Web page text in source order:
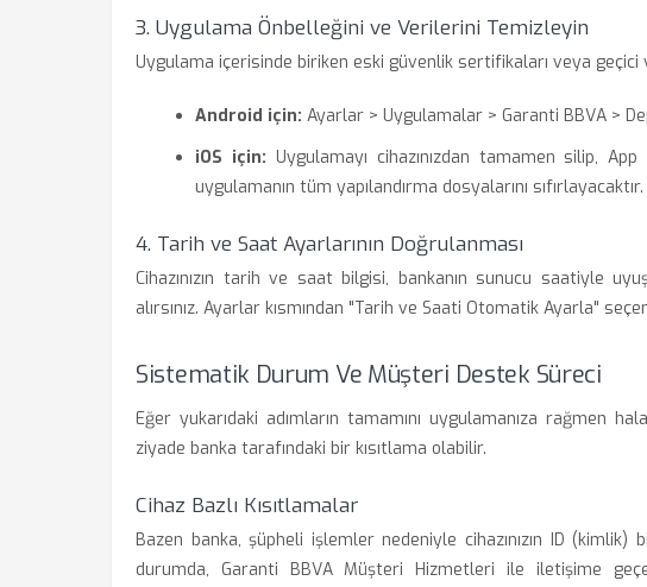
3. Uygulama Önbelleğini ve Verilerini Temizleyin
Uygulama içerisinde biriken eski güvenlik sertifikaları veya
Android için: Ayarlar > Uygulamalar > Garanti BBVA >
iOS için: Uygulamayı cihazınızdan tamamen silip,
uygulamanın tüm yapılandırma dosyalarını sıfırlayacaktır.
4. Tarih ve Saat Ayarlarının Doğrulanması
Cihazınızın tarih ve saat bilgisi, bankanın sunucu saatiyle
alırsınız. Ayarlar kısmından "Tarih ve Saati Otomatik Ayarla"
Sistematik Durum Ve Müşteri Destek Süreci
Eğer yukarıdaki adımların tamamını uygulamanıza rağmen
ziyade banka tarafındaki bir kısıtlama olabilir.
Cihaz Bazlı Kısıtlamalar
Bazen banka, şüpheli işlemler nedeniyle cihazınızın ID
durumda, Garanti BBVA Müşteri Hizmetleri ile iletişime